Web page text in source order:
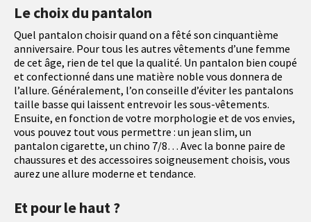
Le choix du pantalon
Quel pantalon choisir quand on a fêté son cinquantième
anniversaire. Pour tous les autres vêtements d’une femme
de cet âge, rien de tel que la qualité. Un pantalon bien coupé
et confectionné dans une matière noble vous donnera de
l’allure. Généralement, l’on conseille d’éviter les pantalons
taille basse qui laissent entrevoir les sous-vêtements.
Ensuite, en fonction de votre morphologie et de vos envies,
vous pouvez tout vous permettre : un jean slim, un
pantalon cigarette, un chino 7/8… Avec la bonne paire de
chaussures et des accessoires soigneusement choisis, vous
aurez une allure moderne et tendance.
Et pour le haut ?